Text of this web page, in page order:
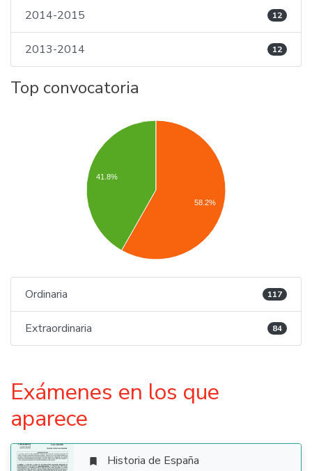
2014-2015 12
2013-2014 12
Top convocatoria
41.8%
58.2%
Ordinaria 117
Extraordinaria 84
Exámenes en los que
aparece
 Historia de España